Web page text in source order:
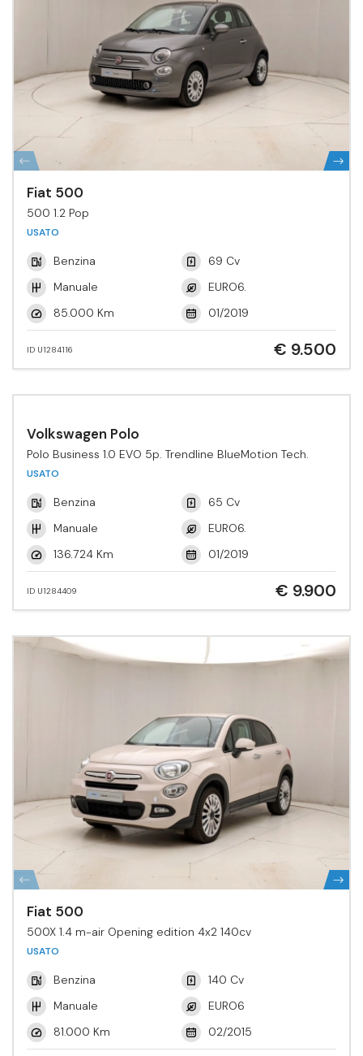
Fiat 500
500 1.2 Pop
USATO
Benzina
69 Cv
Manuale
EURO6.
85.000 Km
01/2019
ID U1284116 € 9.500
Volkswagen Polo
Polo Business 1.0 EVO 5p. Trendline BlueMotion Tech.
USATO
Benzina
65 Cv
Manuale
EURO6.
136.724 Km
01/2019
ID U1284409 € 9.900
Fiat 500
500X 1.4 m-air Opening edition 4x2 140cv
USATO
Benzina
140 Cv
Manuale
EURO6
81.000 Km
02/2015